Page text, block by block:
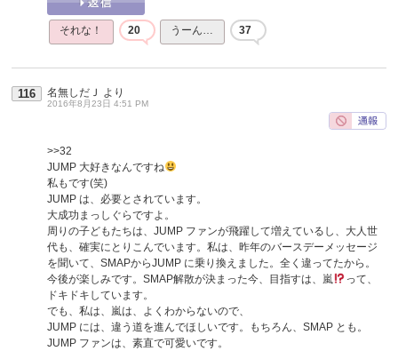
それな！ 20 うーん… 37
116 名無しだＪ より
2016年8月23日 4:51 PM
>>32
JUMP 大好きなんですね
私もです(笑)
JUMP は、必要とされています。
大成功まっしぐらですよ。
周りの子どもたちは、JUMP ファンが飛躍して増えているし、大人世
代も、確実にとりこんでいます。私は、昨年のバースデーメッセージ
を聞いて、SMAPからJUMP に乗り換えました。全く違ってたから。
今後が楽しみです。SMAP解散が決まった今、目指すは、嵐
って、
ドキドキしています。
でも、私は、嵐は、よくわからないので、
JUMP には、違う道を進んでほしいです。もちろん、SMAP とも。
JUMP ファンは、素直で可愛いです。